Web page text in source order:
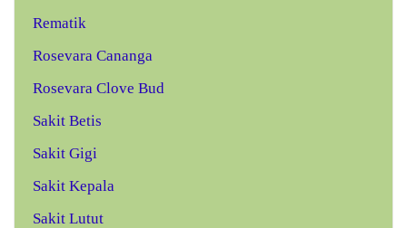
Rematik
Rosevara Cananga
Rosevara Clove Bud
Sakit Betis
Sakit Gigi
Sakit Kepala
Sakit Lutut